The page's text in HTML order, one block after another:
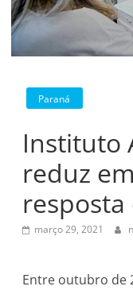
Paraná
Instituto
reduz
março 29, 2021
Entre outubro de